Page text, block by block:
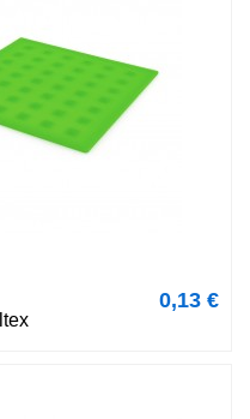
0,13 €